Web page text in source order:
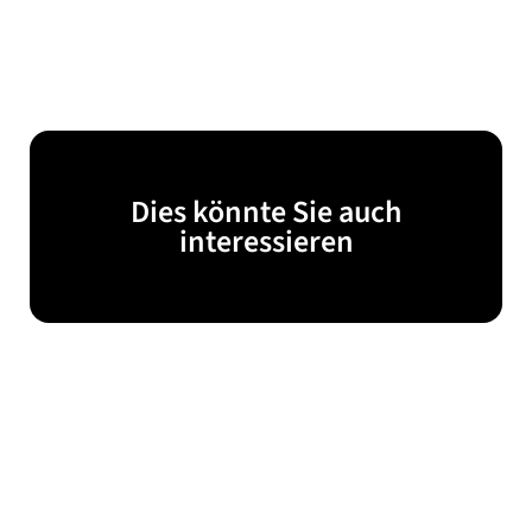
Dies könnte Sie auch
interessieren